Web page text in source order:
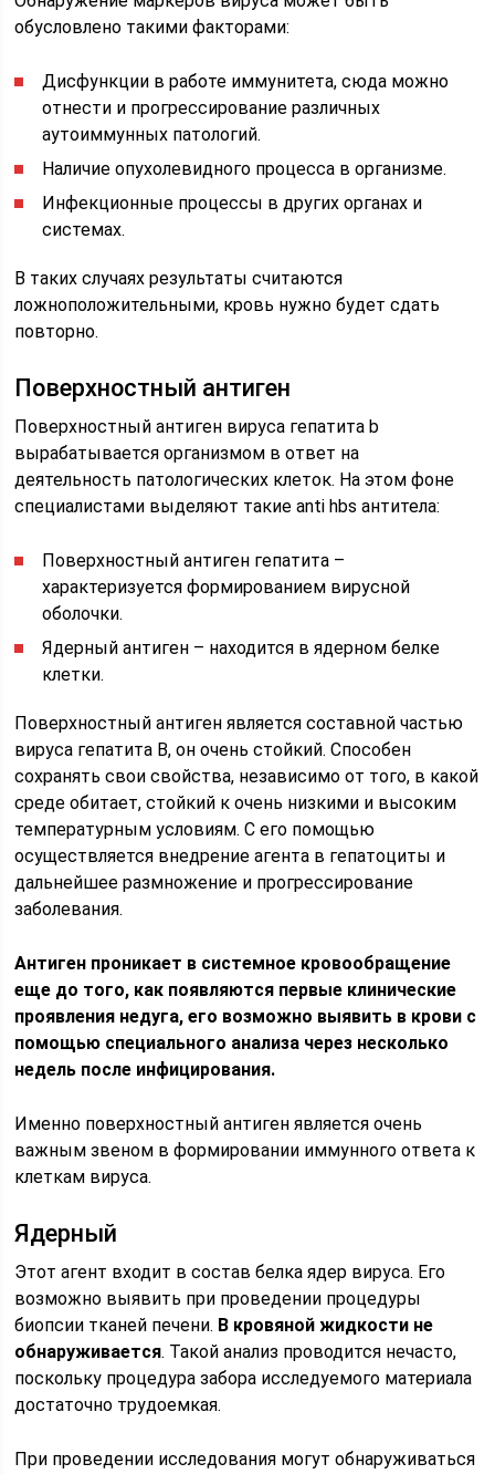
обусловлено такими факторами:
Дисфункции в работе иммунитета, сюда можно
отнести и прогрессирование различных
аутоиммунных патологий.
Наличие опухолевидного процесса в организме.
Инфекционные процессы в других органах и
системах.
В таких случаях результаты считаются
ложноположительными, кровь нужно будет сдать
повторно.
Поверхностный антиген
Поверхностный антиген вируса гепатита b
вырабатывается организмом в ответ на
деятельность патологических клеток. На этом фоне
специалистами выделяют такие anti hbs антитела:
Поверхностный антиген гепатита –
характеризуется формированием вирусной
оболочки.
Ядерный антиген – находится в ядерном белке
клетки.
Поверхностный антиген является составной частью
вируса гепатита В, он очень стойкий. Способен
сохранять свои свойства, независимо от того, в какой
среде обитает, стойкий к очень низкими и высоким
температурным условиям. С его помощью
осуществляется внедрение агента в гепатоциты и
дальнейшее размножение и прогрессирование
заболевания.
Антиген проникает в системное кровообращение
еще до того, как появляются первые клинические
проявления недуга, его возможно выявить в крови с
помощью специального анализа через несколько
недель после инфицирования.
Именно поверхностный антиген является очень
важным звеном в формировании иммунного ответа к
клеткам вируса.
Ядерный
Этот агент входит в состав белка ядер вируса. Его
возможно выявить при проведении процедуры
биопсии тканей печени. В кровяной жидкости не
обнаруживается. Такой анализ проводится нечасто,
поскольку процедура забора исследуемого материала
достаточно трудоемкая.
При проведении исследования могут обнаруживаться